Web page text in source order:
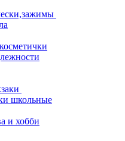
школьные
и хобби